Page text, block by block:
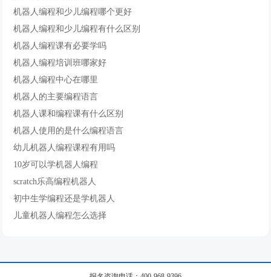
机器人编程和少儿编程哪个更好
机器人编程和少儿编程有什么区别
机器人编程课有必要学吗
机器人编程培训班哪家好
机器人编程中心在哪里
机器人的主要编程语言
机器人课和编程课有什么区别
机器人使用的是什么编程语言
幼儿机器人编程课程有用吗
10岁可以学机器人编程
scratch乐高编程机器人
初中生学编程还是学机器人
儿童机器人编程怎么选择